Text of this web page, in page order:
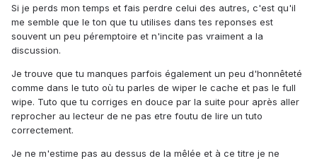
Si je perds mon temps et fais perdre celui des autres, c'est qu'il
me semble que le ton que tu utilises dans tes reponses est
souvent un peu péremptoire et n'incite pas vraiment a la
discussion.
Je trouve que tu manques parfois également un peu d'honnêteté
comme dans le tuto où tu parles de wiper le cache et pas le full
wipe. Tuto que tu corriges en douce par la suite pour après aller
reprocher au lecteur de ne pas etre foutu de lire un tuto
correctement.
Je ne m'estime pas au dessus de la mêlée et à ce titre je ne